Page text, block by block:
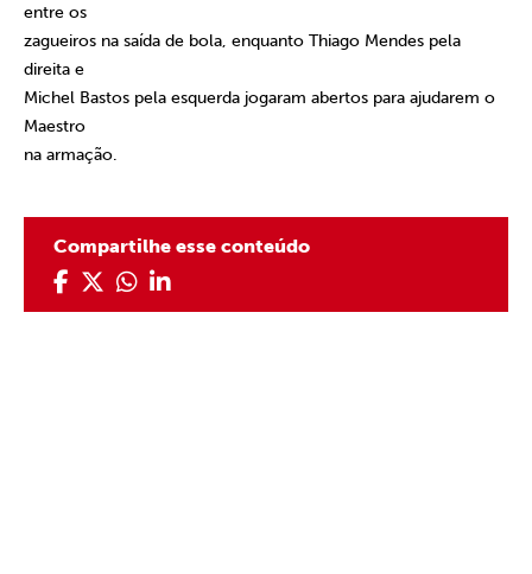
entre os
zagueiros na saída de bola, enquanto Thiago Mendes pela
direita e
Michel Bastos pela esquerda jogaram abertos para ajudarem o
Maestro
na armação.
Compartilhe esse conteúdo